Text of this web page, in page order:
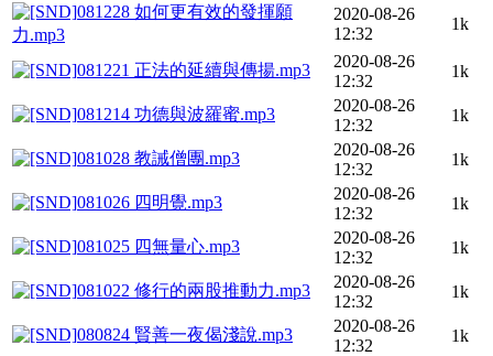
081228 如何更有效的發揮願
力.mp3
2020-08-26
12:32
1k
081221 正法的延續與傳揚.mp3
2020-08-26
12:32
1k
081214 功德與波羅蜜.mp3
2020-08-26
12:32
1k
081028 教誡僧團.mp3
2020-08-26
12:32
1k
081026 四明覺.mp3
2020-08-26
12:32
1k
081025 四無量心.mp3
2020-08-26
12:32
1k
081022 修行的兩股推動力.mp3
2020-08-26
12:32
1k
080824 賢善一夜偈淺說.mp3
2020-08-26
12:32
1k